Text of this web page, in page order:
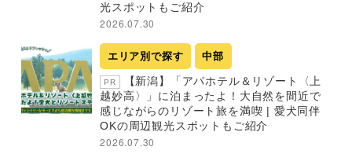
光スポットもご紹介
2026.07.30
エリア別で探す 中部
PR
【新潟】「アパホテル＆リゾート〈上
越妙高〉」に泊まったよ！大自然を間近で
感じながらのリゾート旅を満喫 | 愛犬同伴
OKの周辺観光スポットもご紹介
2026.07.30